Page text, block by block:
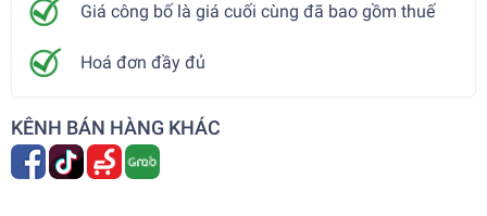
Giá công bố là giá cuối cùng đã bao gồm thuế
Hoá đơn đầy đủ
KÊNH BÁN HÀNG KHÁC